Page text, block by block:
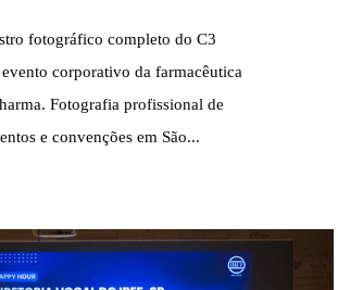
fotográfico completo do C3
corporativo da farmacêutica
Fotografia profissional de
e convenções em São...